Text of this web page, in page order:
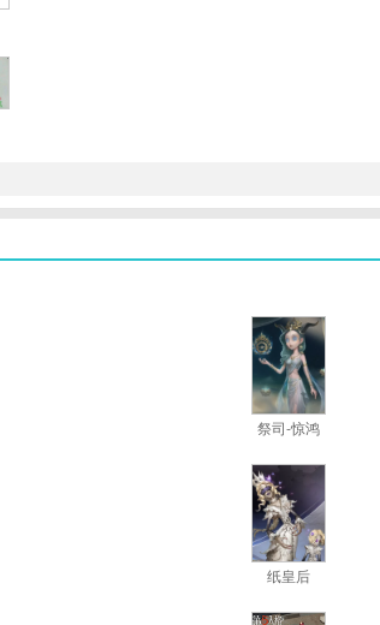
祭司-惊鸿
纸皇后